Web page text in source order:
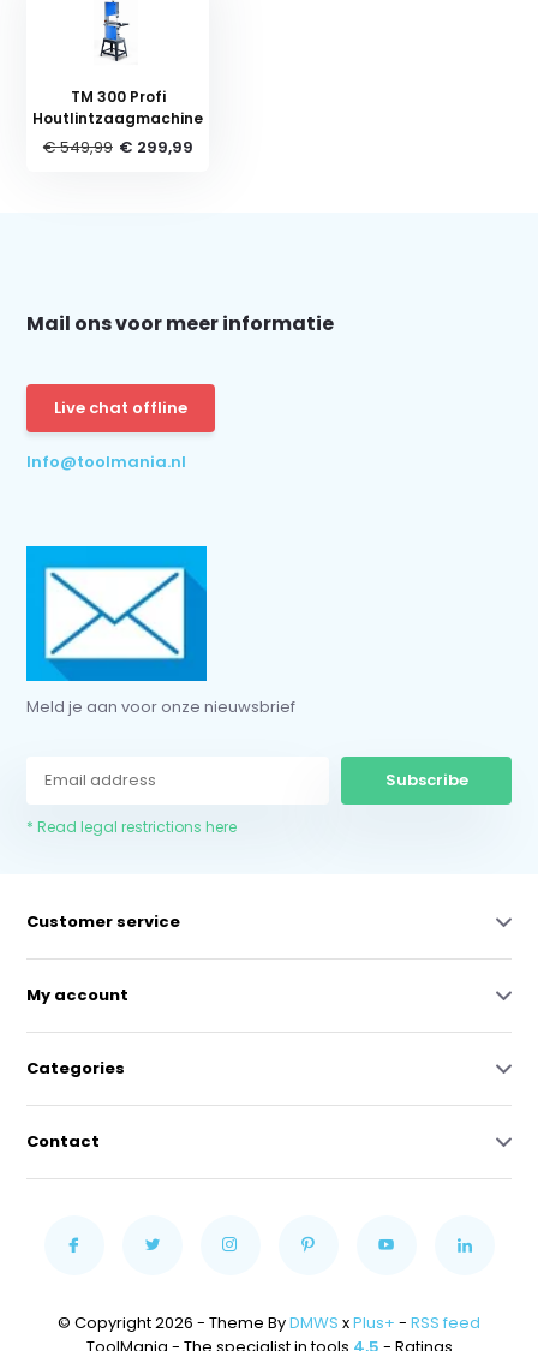
TM 300 Profi
Houtlintzaagmachine
€ 549,99 € 299,99
Mail ons voor meer informatie
Live chat offline
Info@toolmania.nl
Meld je aan voor onze nieuwsbrief
Subscribe
* Read legal restrictions here
Customer service
My account
Categories
Contact
© Copyright 2026 - Theme ByDMWS xPlus+ - RSS feed
ToolMania - The specialist in tools 4,5 - Ratings
* Read legal restrictions here